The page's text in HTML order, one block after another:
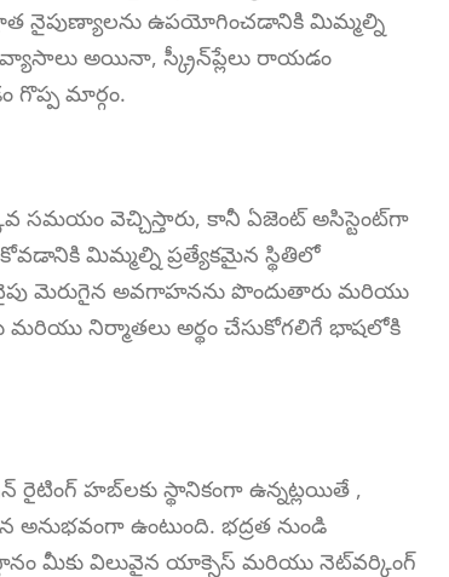
నైపుణ్యాలను ఉపయోగించడానికి మిమ్మల్ని
అయినా, స్క్రీన్‌ప్లేలు రాయడం
గొప్ప మార్గం.
సమయం వెచ్చిస్తారు, కానీ ఏజెంట్ అసిస్టెంట్‌గా
మిమ్మల్ని ప్రత్యేకమైన స్థితిలో
మెరుగైన అవగాహనను పొందుతారు మరియు
నిర్మాతలు అర్థం చేసుకోగలిగే భాషలోకి
రైటింగ్ హబ్‌లకు స్థానికంగా ఉన్నట్లయితే ,
ఉంటుంది. భద్రత నుండి
మీకు విలువైన యాక్సెస్ మరియు నెట్‌వర్కింగ్